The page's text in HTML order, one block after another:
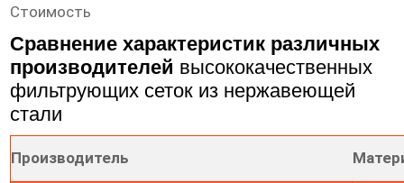
Стоимость
Сравнение характеристик различных
производителей высококачественных
фильтрующих сеток из нержавеющей
стали
Производитель